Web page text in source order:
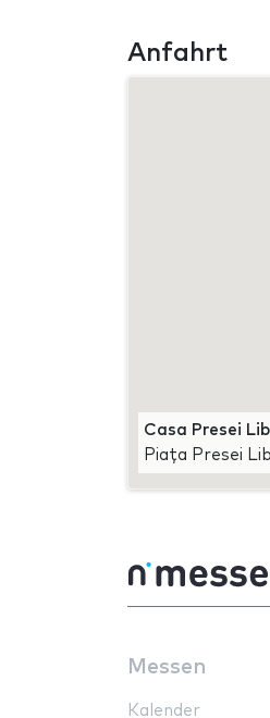
Anfahrt
Casa Presei
Piața Presei
Messen
Kalender